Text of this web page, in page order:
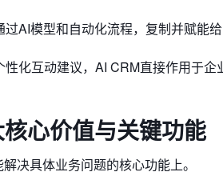
AI模型和自动化流程，复制并赋能
性化互动建议，AI CRM直接作用于
心价值与关键功能
决具体业务问题的核心功能上。